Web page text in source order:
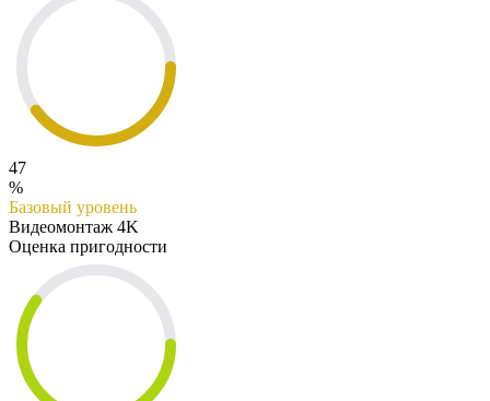
47
%
Базовый уровень
Видеомонтаж 4K
Оценка пригодности